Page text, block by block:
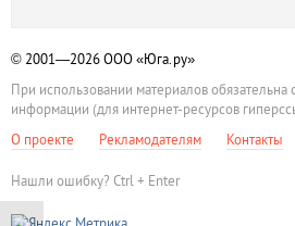
© 2001—2026ООО «Юга.ру»
При использовании материалов обязательна
информации (для интернет-ресурсов
О проекте
Рекламодателям Контакты
Нашли ошибку? Ctrl + Enter